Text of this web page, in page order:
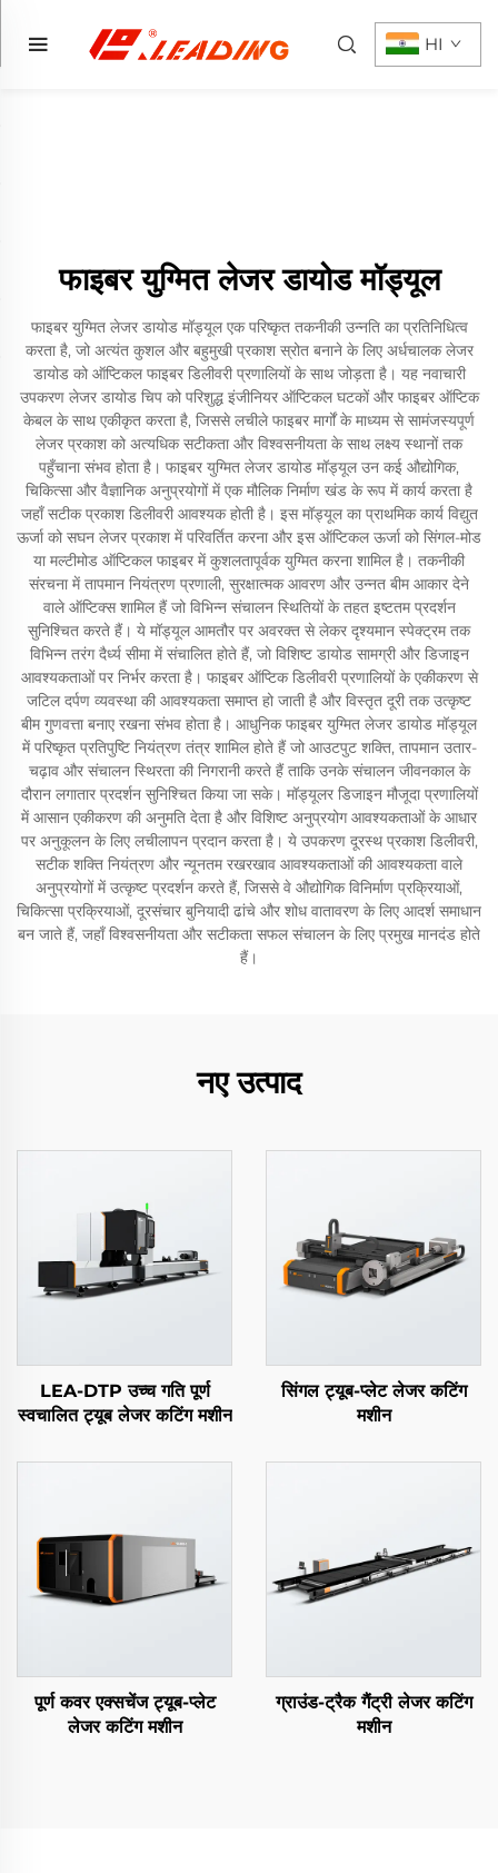
HI
फाइबर युग्मित लेजर डायोड मॉड्यूल
फाइबर युग्मित लेजर डायोड मॉड्यूल एक परिष्कृत तकनीकी उन्नति का प्रतिनिधित्व
करता है, जो अत्यंत कुशल और बहुमुखी प्रकाश स्रोत बनाने के लिए अर्धचालक लेजर
डायोड को ऑप्टिकल फाइबर डिलीवरी प्रणालियों के साथ जोड़ता है। यह नवाचारी
उपकरण लेजर डायोड चिप को परिशुद्ध इंजीनियर ऑप्टिकल घटकों और फाइबर ऑप्टिक
केबल के साथ एकीकृत करता है, जिससे लचीले फाइबर मार्गों के माध्यम से सामंजस्यपूर्ण
लेजर प्रकाश को अत्यधिक सटीकता और विश्वसनीयता के साथ लक्ष्य स्थानों तक
पहुँचाना संभव होता है। फाइबर युग्मित लेजर डायोड मॉड्यूल उन कई औद्योगिक,
चिकित्सा और वैज्ञानिक अनुप्रयोगों में एक मौलिक निर्माण खंड के रूप में कार्य करता है
जहाँ सटीक प्रकाश डिलीवरी आवश्यक होती है। इस मॉड्यूल का प्राथमिक कार्य विद्युत
ऊर्जा को सघन लेजर प्रकाश में परिवर्तित करना और इस ऑप्टिकल ऊर्जा को सिंगल-मोड
या मल्टीमोड ऑप्टिकल फाइबर में कुशलतापूर्वक युग्मित करना शामिल है। तकनीकी
संरचना में तापमान नियंत्रण प्रणाली, सुरक्षात्मक आवरण और उन्नत बीम आकार देने
वाले ऑप्टिक्स शामिल हैं जो विभिन्न संचालन स्थितियों के तहत इष्टतम प्रदर्शन
सुनिश्चित करते हैं। ये मॉड्यूल आमतौर पर अवरक्त से लेकर दृश्यमान स्पेक्ट्रम तक
विभिन्न तरंग दैर्ध्य सीमा में संचालित होते हैं, जो विशिष्ट डायोड सामग्री और डिजाइन
आवश्यकताओं पर निर्भर करता है। फाइबर ऑप्टिक डिलीवरी प्रणालियों के एकीकरण से
जटिल दर्पण व्यवस्था की आवश्यकता समाप्त हो जाती है और विस्तृत दूरी तक उत्कृष्ट
बीम गुणवत्ता बनाए रखना संभव होता है। आधुनिक फाइबर युग्मित लेजर डायोड मॉड्यूल
में परिष्कृत प्रतिपुष्टि नियंत्रण तंत्र शामिल होते हैं जो आउटपुट शक्ति, तापमान उतार-
चढ़ाव और संचालन स्थिरता की निगरानी करते हैं ताकि उनके संचालन जीवनकाल के
दौरान लगातार प्रदर्शन सुनिश्चित किया जा सके। मॉड्यूलर डिजाइन मौजूदा प्रणालियों
में आसान एकीकरण की अनुमति देता है और विशिष्ट अनुप्रयोग आवश्यकताओं के आधार
पर अनुकूलन के लिए लचीलापन प्रदान करता है। ये उपकरण दूरस्थ प्रकाश डिलीवरी,
सटीक शक्ति नियंत्रण और न्यूनतम रखरखाव आवश्यकताओं की आवश्यकता वाले
अनुप्रयोगों में उत्कृष्ट प्रदर्शन करते हैं, जिससे वे औद्योगिक विनिर्माण प्रक्रियाओं,
चिकित्सा प्रक्रियाओं, दूरसंचार बुनियादी ढांचे और शोध वातावरण के लिए आदर्श समाधान
बन जाते हैं, जहाँ विश्वसनीयता और सटीकता सफल संचालन के लिए प्रमुख मानदंड होते
हैं।
नए उत्पाद
LEA-DTP उच्च गति पूर्ण
स्वचालित ट्यूब लेजर कटिंग मशीन
सिंगल ट्यूब-प्लेट लेजर कटिंग
मशीन
पूर्ण कवर एक्सचेंज ट्यूब-प्लेट
लेजर कटिंग मशीन
ग्राउंड-ट्रैक गैंट्री लेजर कटिंग
मशीन